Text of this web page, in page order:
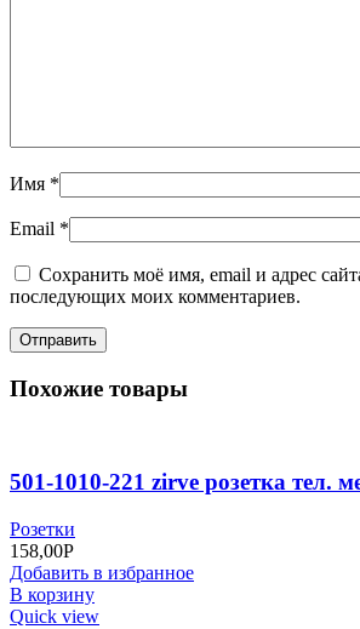
Имя *
Email *
Сохранить моё имя, email и адрес
последующих моих комментариев.
Похожие товары
501-1010-221 zirve розетка тел.
Розетки
158,00Р
Добавить в избранное
В корзину
Quick view